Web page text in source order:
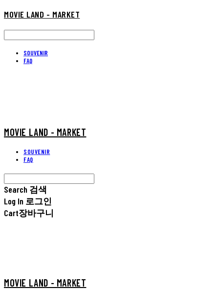
MOVIE LAND - MARKET
SOUVENIR
FAQ
MOVIE LAND - MARKET
SOUVENIR
FAQ
Search 검색
Log In 로그인
Cart장바구니
MOVIE LAND - MARKET